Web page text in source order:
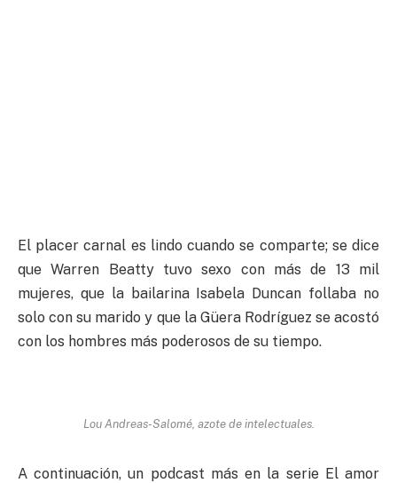
El placer carnal es lindo cuando se comparte; se dice
que Warren Beatty tuvo sexo con más de 13 mil
mujeres, que la bailarina Isabela Duncan follaba no
solo con su marido y que la Güera Rodríguez se acostó
con los hombres más poderosos de su tiempo.
Lou Andreas-Salomé, azote de intelectuales.
A continuación, un podcast más en la serie El amor